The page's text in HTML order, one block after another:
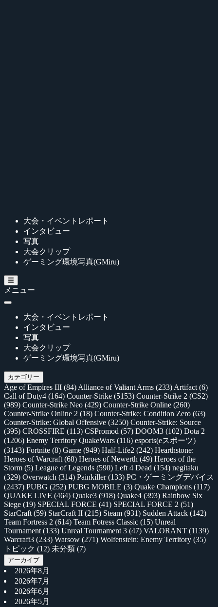
大会・イベントレポート
インタビュー
写真
大会クリップ
ゲーミング環境写真(GMiru)
メニュー
大会・イベントレポート
インタビュー
写真
大会クリップ
ゲーミング環境写真(GMiru)
カテゴリー
Age of Empires III (84) Alliance of Valiant Arms (233) Artifact (6)
Call of Duty4 (164) Counter-Strike (5153) Counter-Strike 2 (CS2)
(989) Counter-Strike Neo (429) Counter-Strike Online (260)
Counter-Strike Online 2 (18) Counter-Strike: Condition Zero (63)
Counter-Strike: Global Offensive (3250) Counter-Strike: Source
(395) CROSSFIRE (113) CSPromod (57) DOOM3 (102) Dota 2
(1206) Enemy Territory QuakeWars (116) esports(eスポーツ)
(3143) Fortnite (8) Game (949) Half-Life2 (242) Hearthstone:
Heroes of Warcraft (68) Heroes of Newerth (49) Heroes of the
Storm (5) League of Legends (590) Left 4 Dead (154) negitaku
(329) Overwatch (314) Painkiller(133) PC・ゲーミングデバイス
(2437) PUBG (252) PUBG MOBILE (3) Quake Champions (117)
QUAKE LIVE (464) Quake3 (918) Quake4 (393) Rainbow Six
Siege (19) SPECIAL FORCE (41) SPECIAL FORCE 2 (51)
StarCraft (59) StarCraft II (215) Steam (931) Sudden Attack (142)
Team Fortress 2 (614) Team Fotress Classic (15) Unreal
Tournament (133) Unreal Tournament 3 (47) VALORANT (1139)
Warcraft3 (233) Warsow (271) Wolfenstein: Enemy Territory (35)
トピック (12) 未分類 (7)
アーカイブ
2026年8月
2026年7月
2026年6月
2026年5月